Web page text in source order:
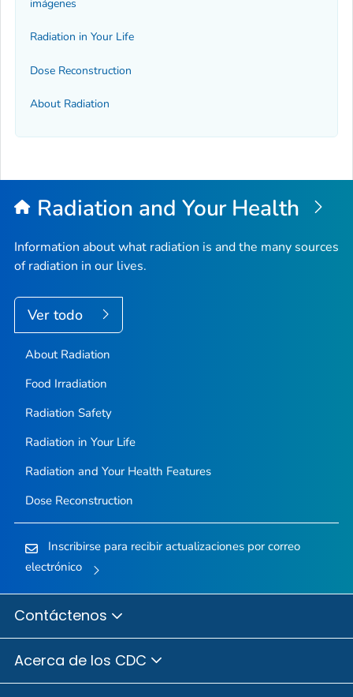
imágenes
Radiation in Your Life
Dose Reconstruction
About Radiation
Radiation and Your Health
Information about what radiation is and the many sources
of radiation in our lives.
Ver todo
About Radiation
Food Irradiation
Radiation Safety
Radiation in Your Life
Radiation and Your Health Features
Dose Reconstruction
Inscribirse para recibir actualizaciones por correo
electrónico
Contáctenos
Acerca de los CDC